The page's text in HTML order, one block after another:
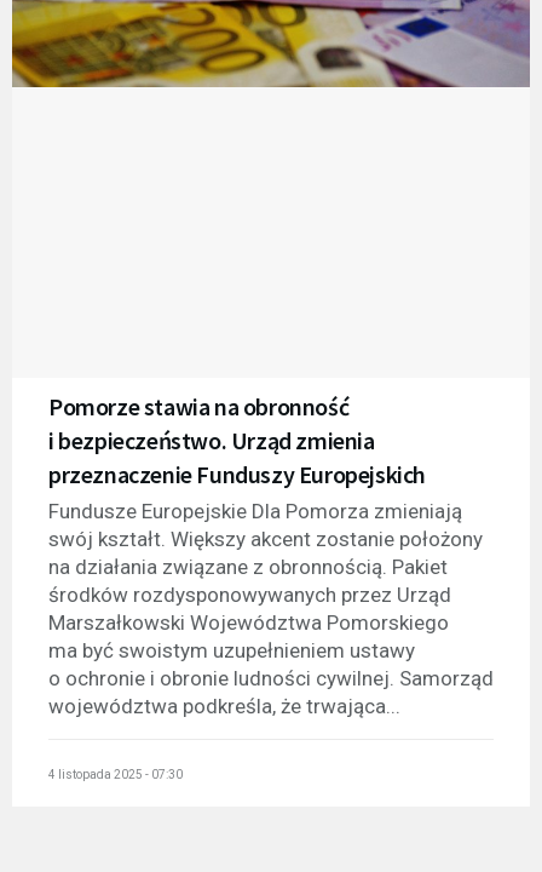
Pomorze stawia na obronność
i bezpieczeństwo. Urząd zmienia
przeznaczenie Funduszy Europejskich
Fundusze Europejskie Dla Pomorza zmieniają
swój kształt. Większy akcent zostanie położony
na działania związane z obronnością. Pakiet
środków rozdysponowywanych przez Urząd
Marszałkowski Województwa Pomorskiego
ma być swoistym uzupełnieniem ustawy
o ochronie i obronie ludności cywilnej. Samorząd
województwa podkreśla, że trwająca...
4 listopada 2025 - 07:30